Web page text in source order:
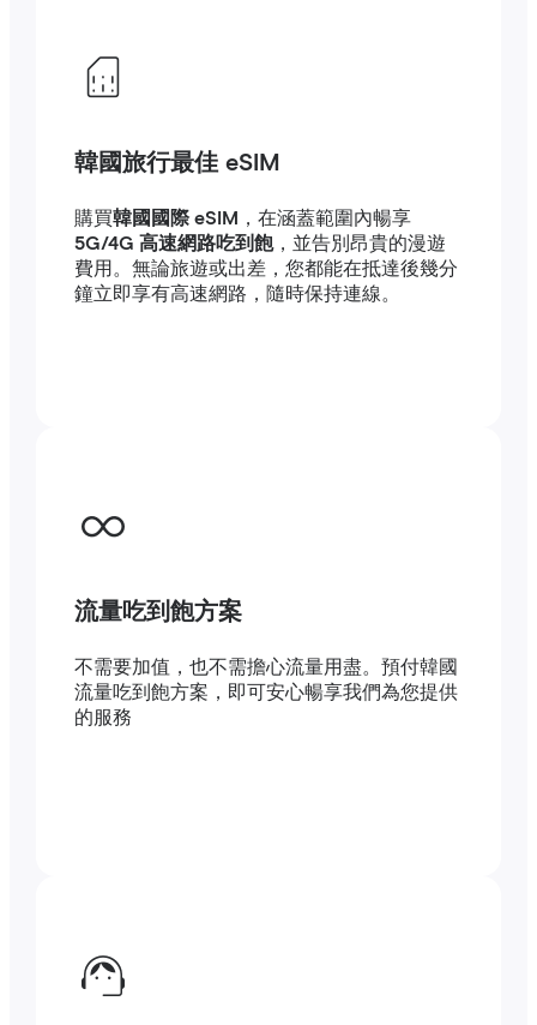
韓國旅行最佳 eSIM
購買韓國國際 eSIM
，在涵蓋範圍內暢享
5G/4G 高速網路吃到飽，並告別昂貴的漫遊
費用。無論旅遊或出差，您都能在抵達後幾分
鐘立即享有高速網路，隨時保持連線。
流量吃到飽方案
不需要加值，也不需擔心流量用盡。預付韓國
流量吃到飽方案，即可安心暢享我們為您提供
的服務